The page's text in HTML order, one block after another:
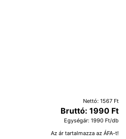
Nettó: 1567 Ft
Bruttó: 1990 Ft
Egységár: 1990 Ft/db
Az ár tartalmazza az ÁFA-t!